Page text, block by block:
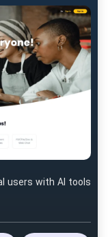
users with AI tools